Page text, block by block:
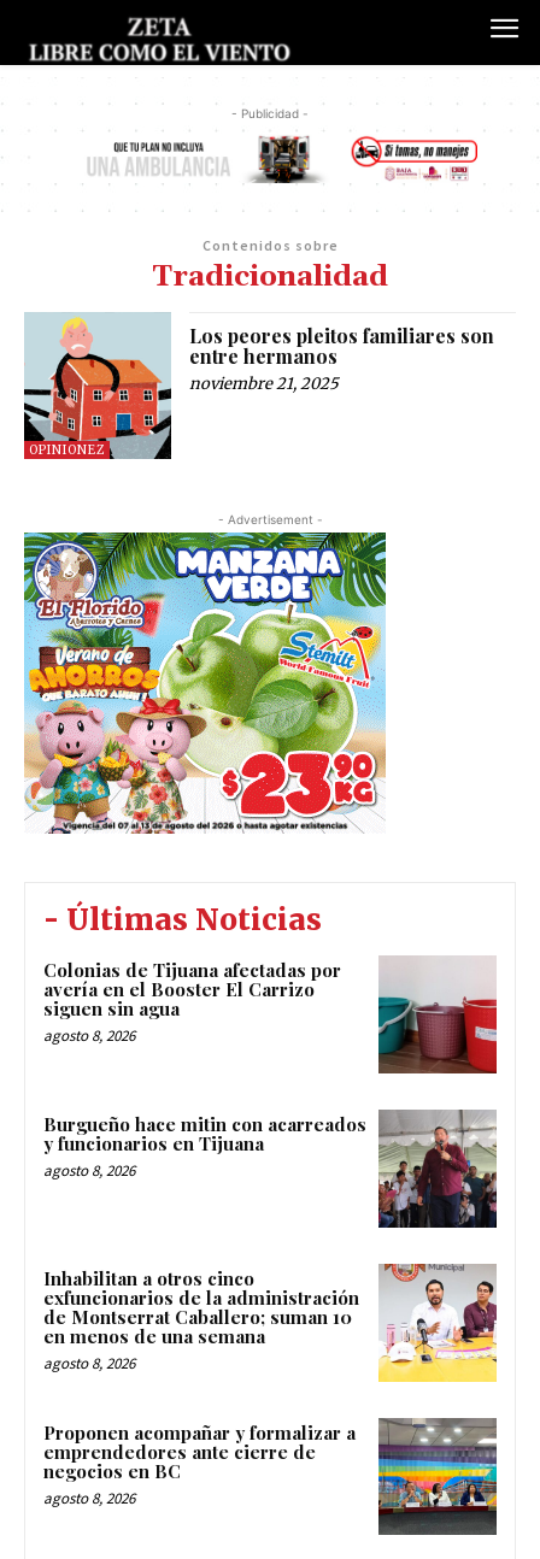
- Publicidad -
Contenidos sobre
Tradicionalidad
OPINIONEZ
Los peores pleitos familiares son
entre hermanos
noviembre 21, 2025
- Advertisement -
- Últimas Noticias
Colonias de Tijuana afectadas por
avería en el Booster El Carrizo
siguen sin agua
agosto 8, 2026
Burgueño hace mitin con acarreados
y funcionarios en Tijuana
agosto 8, 2026
Inhabilitan a otros cinco
exfuncionarios de la administración
de Montserrat Caballero; suman 10
en menos de una semana
agosto 8, 2026
Proponen acompañar y formalizar a
emprendedores ante cierre de
negocios en BC
agosto 8, 2026